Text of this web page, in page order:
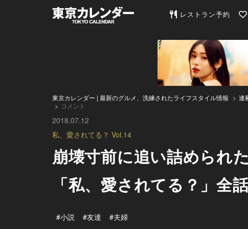
東京カレンダー | 最新
レストラン予約
東京カレンダー | 最新のグルメ、洗練されたライフスタイル情報 連
コメント
2018.07.12
私、愛されてる？ Vol.14
崩壊寸前に追い詰められ
「私、愛されてる？」全
#小説 #友達 #夫婦